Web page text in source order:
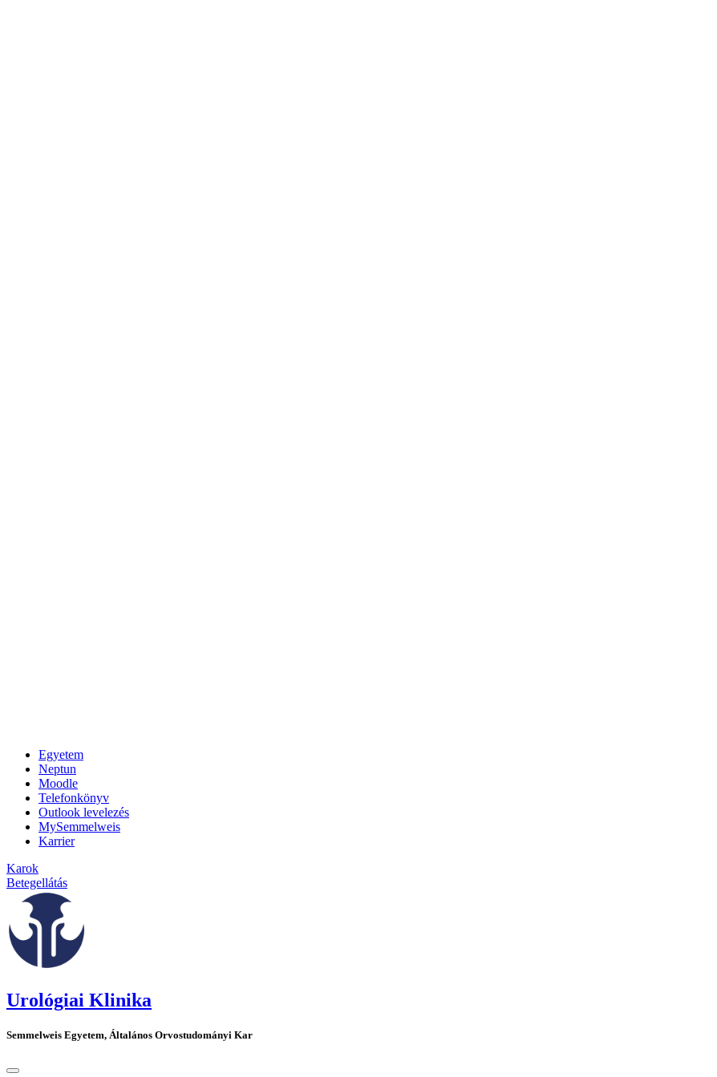
Egyetem
Neptun
Moodle
Telefonkönyv
Outlook levelezés
MySemmelweis
Karrier
Karok
Betegellátás
Urológiai Klinika
Semmelweis Egyetem, Általános Orvostudományi Kar